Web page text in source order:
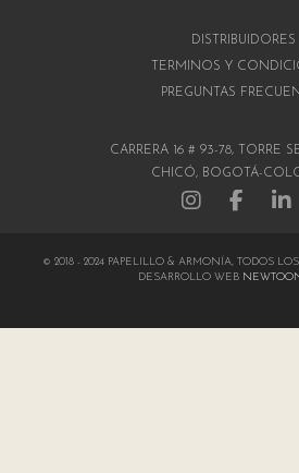
DISTRIBUIDORES
TÉRMINOS Y
PREGUNTAS
CARRERA 16 # 93-78, TORRE
CHICÓ, BOGOTÁ-
© 2018 - 2024 PAPELILLO & ARMONÍA, TODOS
DESARROLLO WEB